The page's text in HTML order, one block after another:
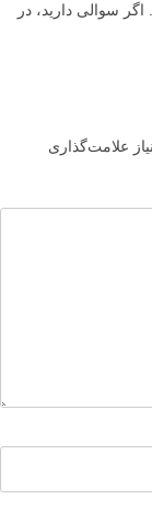
سوالی دارید، در
علامت‌گذاری